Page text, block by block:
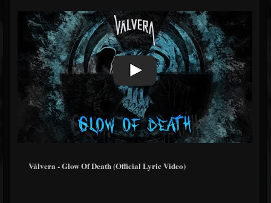
Válvera - Glow Of Death (Official Lyric Video)